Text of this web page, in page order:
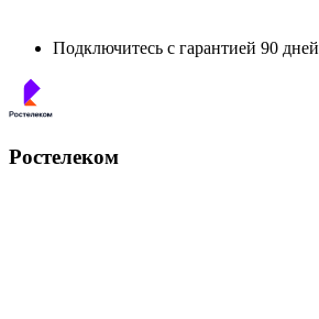
Подключитесь с гарантией 90 дней
Ростелеком